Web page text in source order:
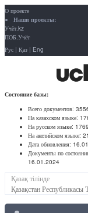
О проекте
Наши проекты:
Учёт.kz
ПОБ.Учёт
Рус | Қаз | Eng
Состояние базы:
Всего документов:
На казахском языке:
На русском языке:
На английском языке:
Дата обновления:
Документы по
16.01.2024
Қазақ тілінде
Қазақстан Республикасы